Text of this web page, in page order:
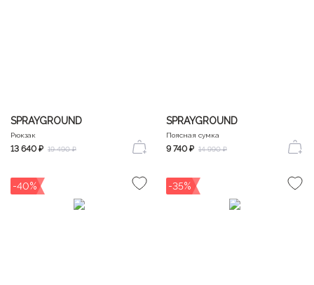
SPRAYGROUND
Рюкзак
13 640 ₽ 19 490 ₽
SPRAYGROUND
Поясная сумка
9 740 ₽ 14 990 ₽
-40% -35%